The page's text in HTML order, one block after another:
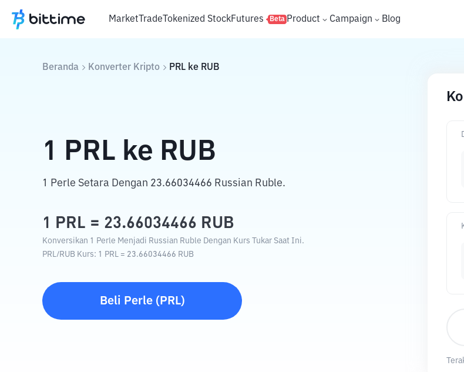
MarketTradeTokenized StockFutures Beta Product Campaign Blog
Beranda Konverter Kripto PRL ke RUB
1 PRL ke RUB
1 Perle Setara Dengan 23.66034466 Russian Ruble.
1 PRL = 23.66034466 RUB
Konversikan 1 Perle Menjadi Russian Ruble Dengan Kurs Tukar Saat Ini.
PRL/RUB Kurs: 1 PRL = 23.66034466 RUB
Beli Perle( PRL)